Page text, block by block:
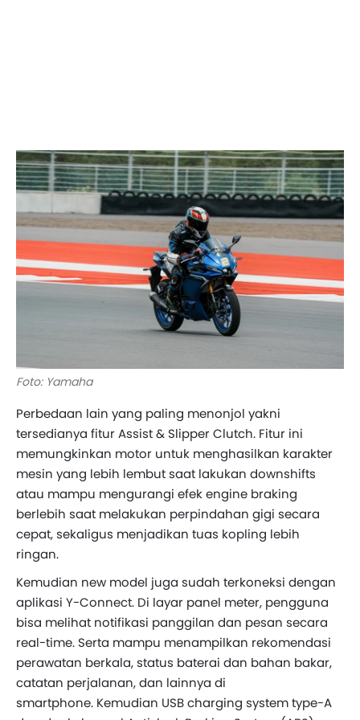
Foto: Yamaha
Perbedaan lain yang paling menonjol yakni
tersedianya fitur Assist & Slipper Clutch. Fitur ini
memungkinkan motor untuk menghasilkan karakter
mesin yang lebih lembut saat lakukan downshifts
atau mampu mengurangi efek engine braking
berlebih saat melakukan perpindahan gigi secara
cepat, sekaligus menjadikan tuas kopling lebih
ringan.
Kemudian new model juga sudah terkoneksi dengan
aplikasi Y-Connect. Di layar panel meter, pengguna
bisa melihat notifikasi panggilan dan pesan secara
real-time. Serta mampu menampilkan rekomendasi
perawatan berkala, status baterai dan bahan bakar,
catatan perjalanan, dan lainnya di
smartphone. Kemudian USB charging system type-A